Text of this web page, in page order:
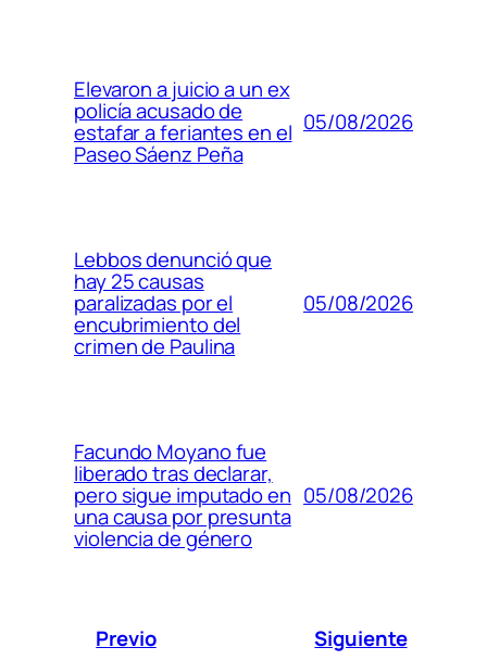
Elevaron a juicio a un ex
policía acusado de
estafar a feriantes en el
Paseo Sáenz Peña
05/08/2026
Lebbos denunció que
hay 25 causas
paralizadas por el
encubrimiento del
crimen de Paulina
05/08/2026
Facundo Moyano fue
liberado tras declarar,
pero sigue imputado en
una causa por presunta
violencia de género
05/08/2026
Previo Siguiente